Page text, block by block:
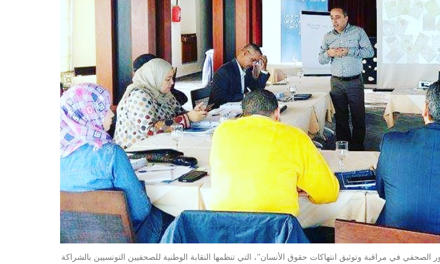
الصحفي في مراقبة وتوثيق انتهاكات حقوق الأنسان”، التي تنظمها النقابة الوطنية للصحفيين التونسيين بالشراكة